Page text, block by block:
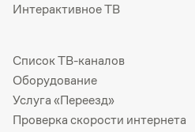
Интерактивное ТВ
Список ТВ-каналов
Оборудование
Услуга «Переезд»
Проверка скорости интернета